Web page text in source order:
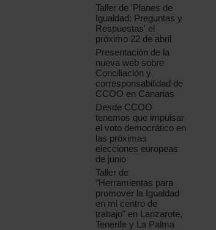
Taller de 'Planes de
Igualdad: Preguntas y
Respuestas' el
próximo 22 de abril
Presentación de la
nueva web sobre
Conciliación y
corresponsabilidad de
CCOO en Canarias
Desde CCOO
tenemos que impulsar
el voto democrático en
las próximas
elecciones europeas
de junio
Taller de
"Herramientas para
promover la Igualdad
en mi centro de
trabajo" en Lanzarote,
Tenerife y La Palma